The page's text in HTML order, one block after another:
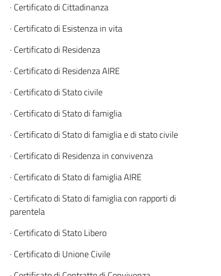
· Certificato di Cittadinanza
· Certificato di Esistenza in vita
· Certificato di Residenza
· Certificato di Residenza AIRE
· Certificato di Stato civile
· Certificato di Stato di famiglia
· Certificato di Stato di famiglia e di stato civile
· Certificato di Residenza in convivenza
· Certificato di Stato di famiglia AIRE
· Certificato di Stato di famiglia con rapporti di
parentela
· Certificato di Stato Libero
· Certificato di Unione Civile